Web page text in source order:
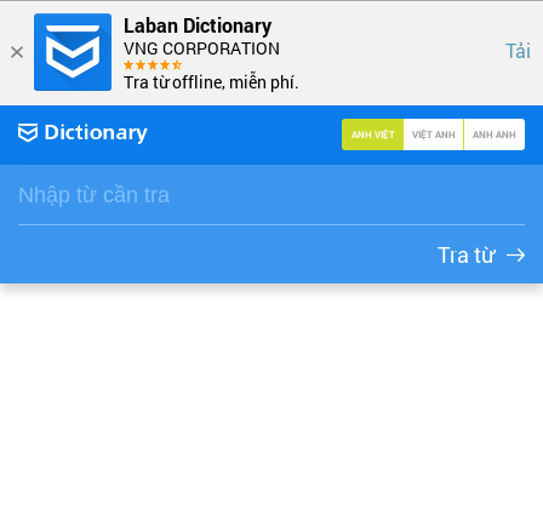
Laban Dictionary
VNG CORPORATION
Tra từ offline, miễn phí.
Tải
ANH VIỆT VIỆT ANH ANH ANH
Tra từ